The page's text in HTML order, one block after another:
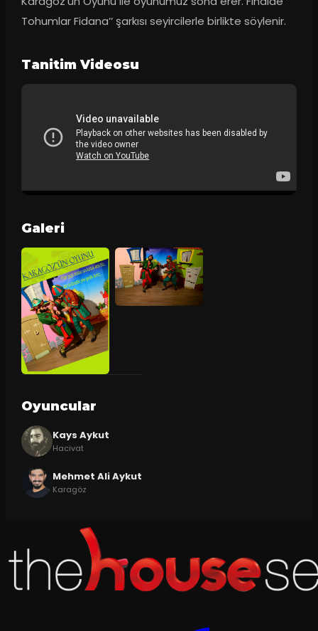
Tohumlar Fidana’’ şarkısı seyircilerle birlikte söylenir.
Tanitim Videosu
Galeri
Oyuncular
Kays Aykut
Hacivat
Mehmet Ali Aykut
Karagöz